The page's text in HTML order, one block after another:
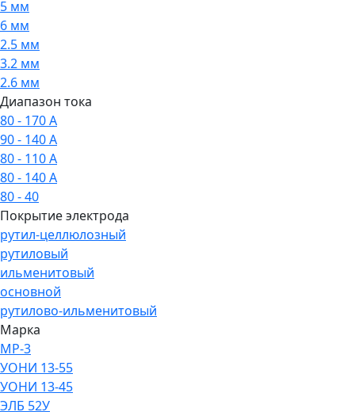
5 мм
6 мм
2.5 мм
3.2 мм
2.6 мм
Диапазон тока
80 - 170 А
90 - 140 А
80 - 110 А
80 - 140 А
80 - 40
Покрытие электрода
рутил-целлюлозный
рутиловый
ильменитовый
основной
рутилово-ильменитовый
Марка
МР-3
УОНИ 13-55
УОНИ 13-45
ЭЛБ 52У